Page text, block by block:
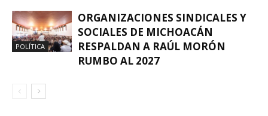
POLÍTICA
ORGANIZACIONES SINDICALES Y
SOCIALES DE MICHOACÁN
RESPALDAN A RAÚL MORÓN
RUMBO AL 2027